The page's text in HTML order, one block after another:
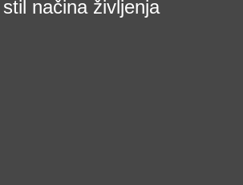
stil načina življenja